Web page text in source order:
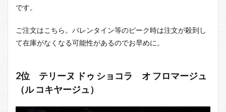
です。
ご注文はこちら。バレンタイン等のピーク時は注文が殺到し
て在庫がなくなる可能性があるのでお早めに。
2位 テリーヌ ドゥ ショコラ オ フロマージュ
（ル コキヤージュ）